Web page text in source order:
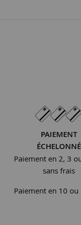
PAIEMENT
ÉCHELONNÉ
Paiement en 2, 3
sans frais
Paiement en 10 ou